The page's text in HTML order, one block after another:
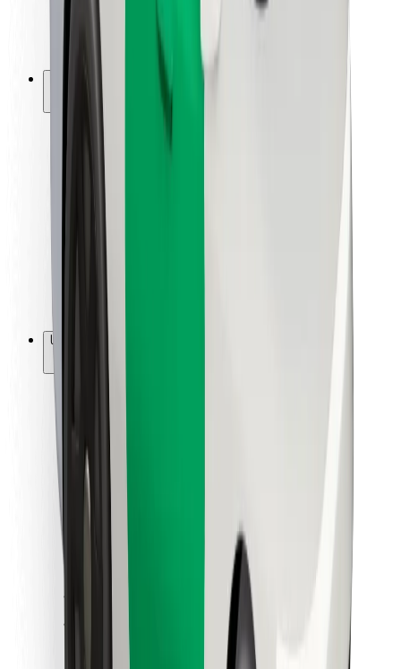
აეროპორტები
Bolt-ის დასატენი სადგური
მხარდაჭერა
მგზავრებისთვის
მძღოლებისთვის
კურიერებისთვის
Bolt Food
რესტორნებისთვის
Bolt for Business
სხვა
წესები და პირობები
Cookies
უსაფრთხოება
მიიღე მომსახურება რამდენიმე წუთში!
გადმოწერე Bolt
იპოვე შენი საყვარელი კერძები!
გადმოწერე Bolt Food